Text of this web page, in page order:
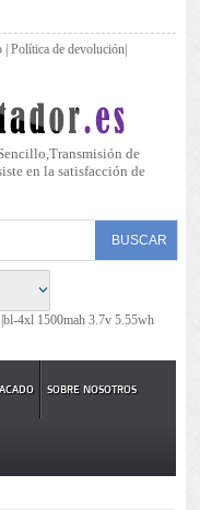
|Política de devolución
de
en la satisfacción de
bl-4xl 1500mah 3.7v 5.55wh
SOBRE NOSOTROS